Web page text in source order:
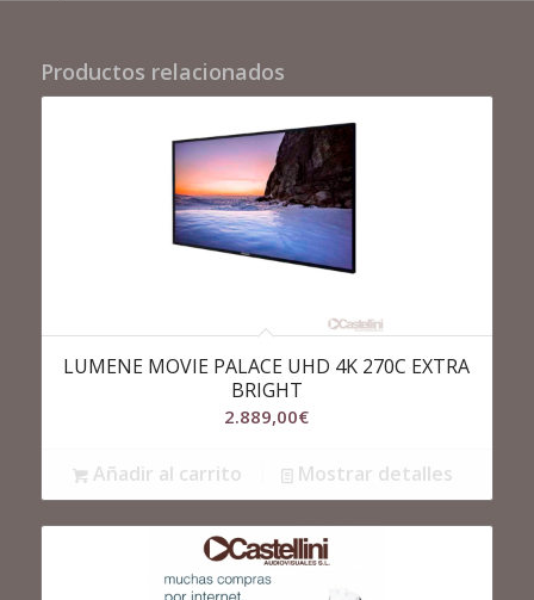
Productos relacionados
LUMENE MOVIE PALACE UHD 4K 270C EXTRA
BRIGHT
2.889,00€
Añadir al carrito Mostrar detalles